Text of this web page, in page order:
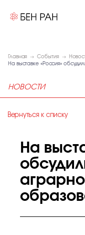
Главная События
На выставке «Россия»
НОВОСТИ
Вернуться к списку
На